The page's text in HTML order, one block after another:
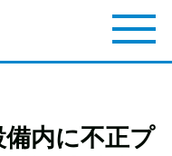
内に不正プ